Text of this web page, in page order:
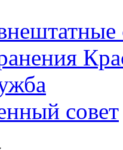
совет